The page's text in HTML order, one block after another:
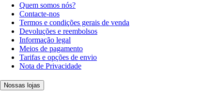
Quem somos nós?
Contacte-nos
Termos e condições gerais de venda
Devoluções e reembolsos
Informação legal
Meios de pagamento
Tarifas e opções de envio
Nota de Privacidade
Nossas lojas